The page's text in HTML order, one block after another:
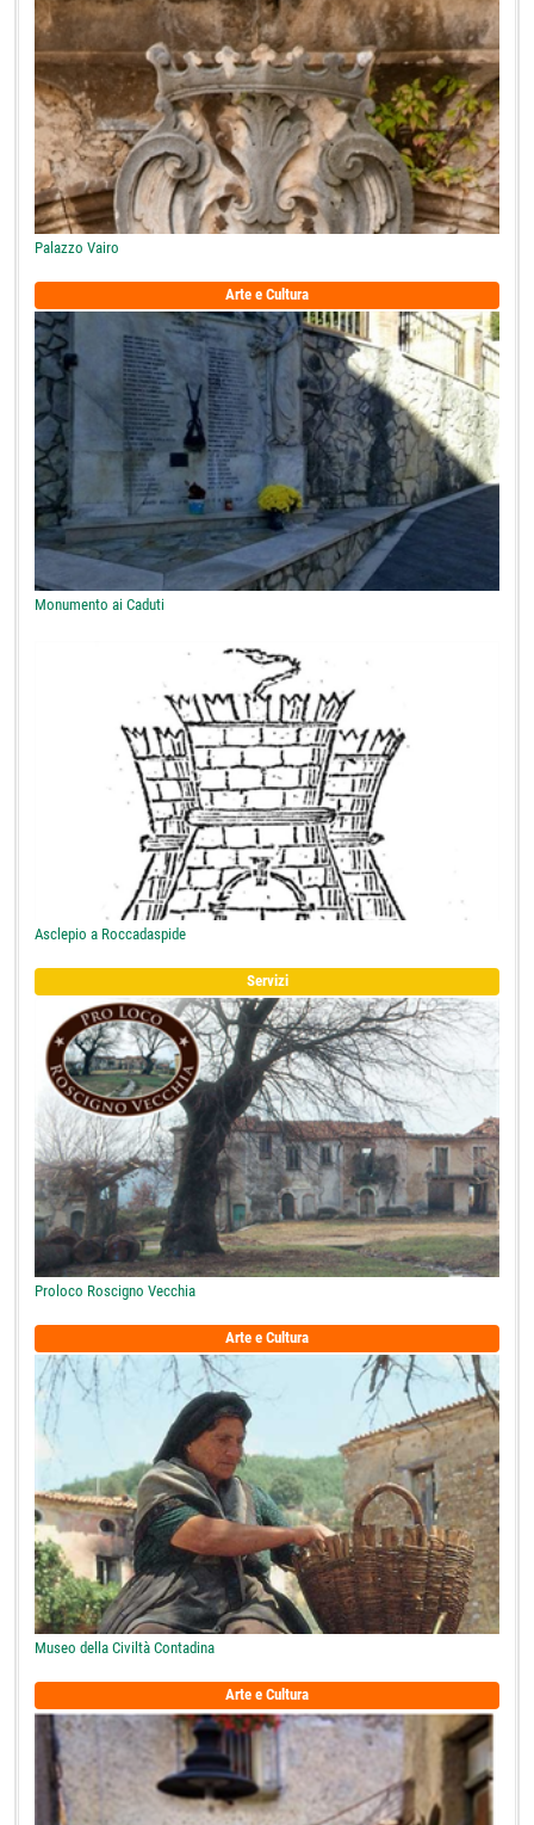
Palazzo Vairo
Arte e Cultura
Monumento ai Caduti
Asclepio a Roccadaspide
Servizi
Proloco Roscigno Vecchia
Arte e Cultura
Museo della Civiltà Contadina
Arte e Cultura